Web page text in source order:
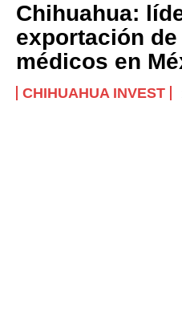
Chihuahua:
exportación
médicos en
CHIHUAHUA INVEST